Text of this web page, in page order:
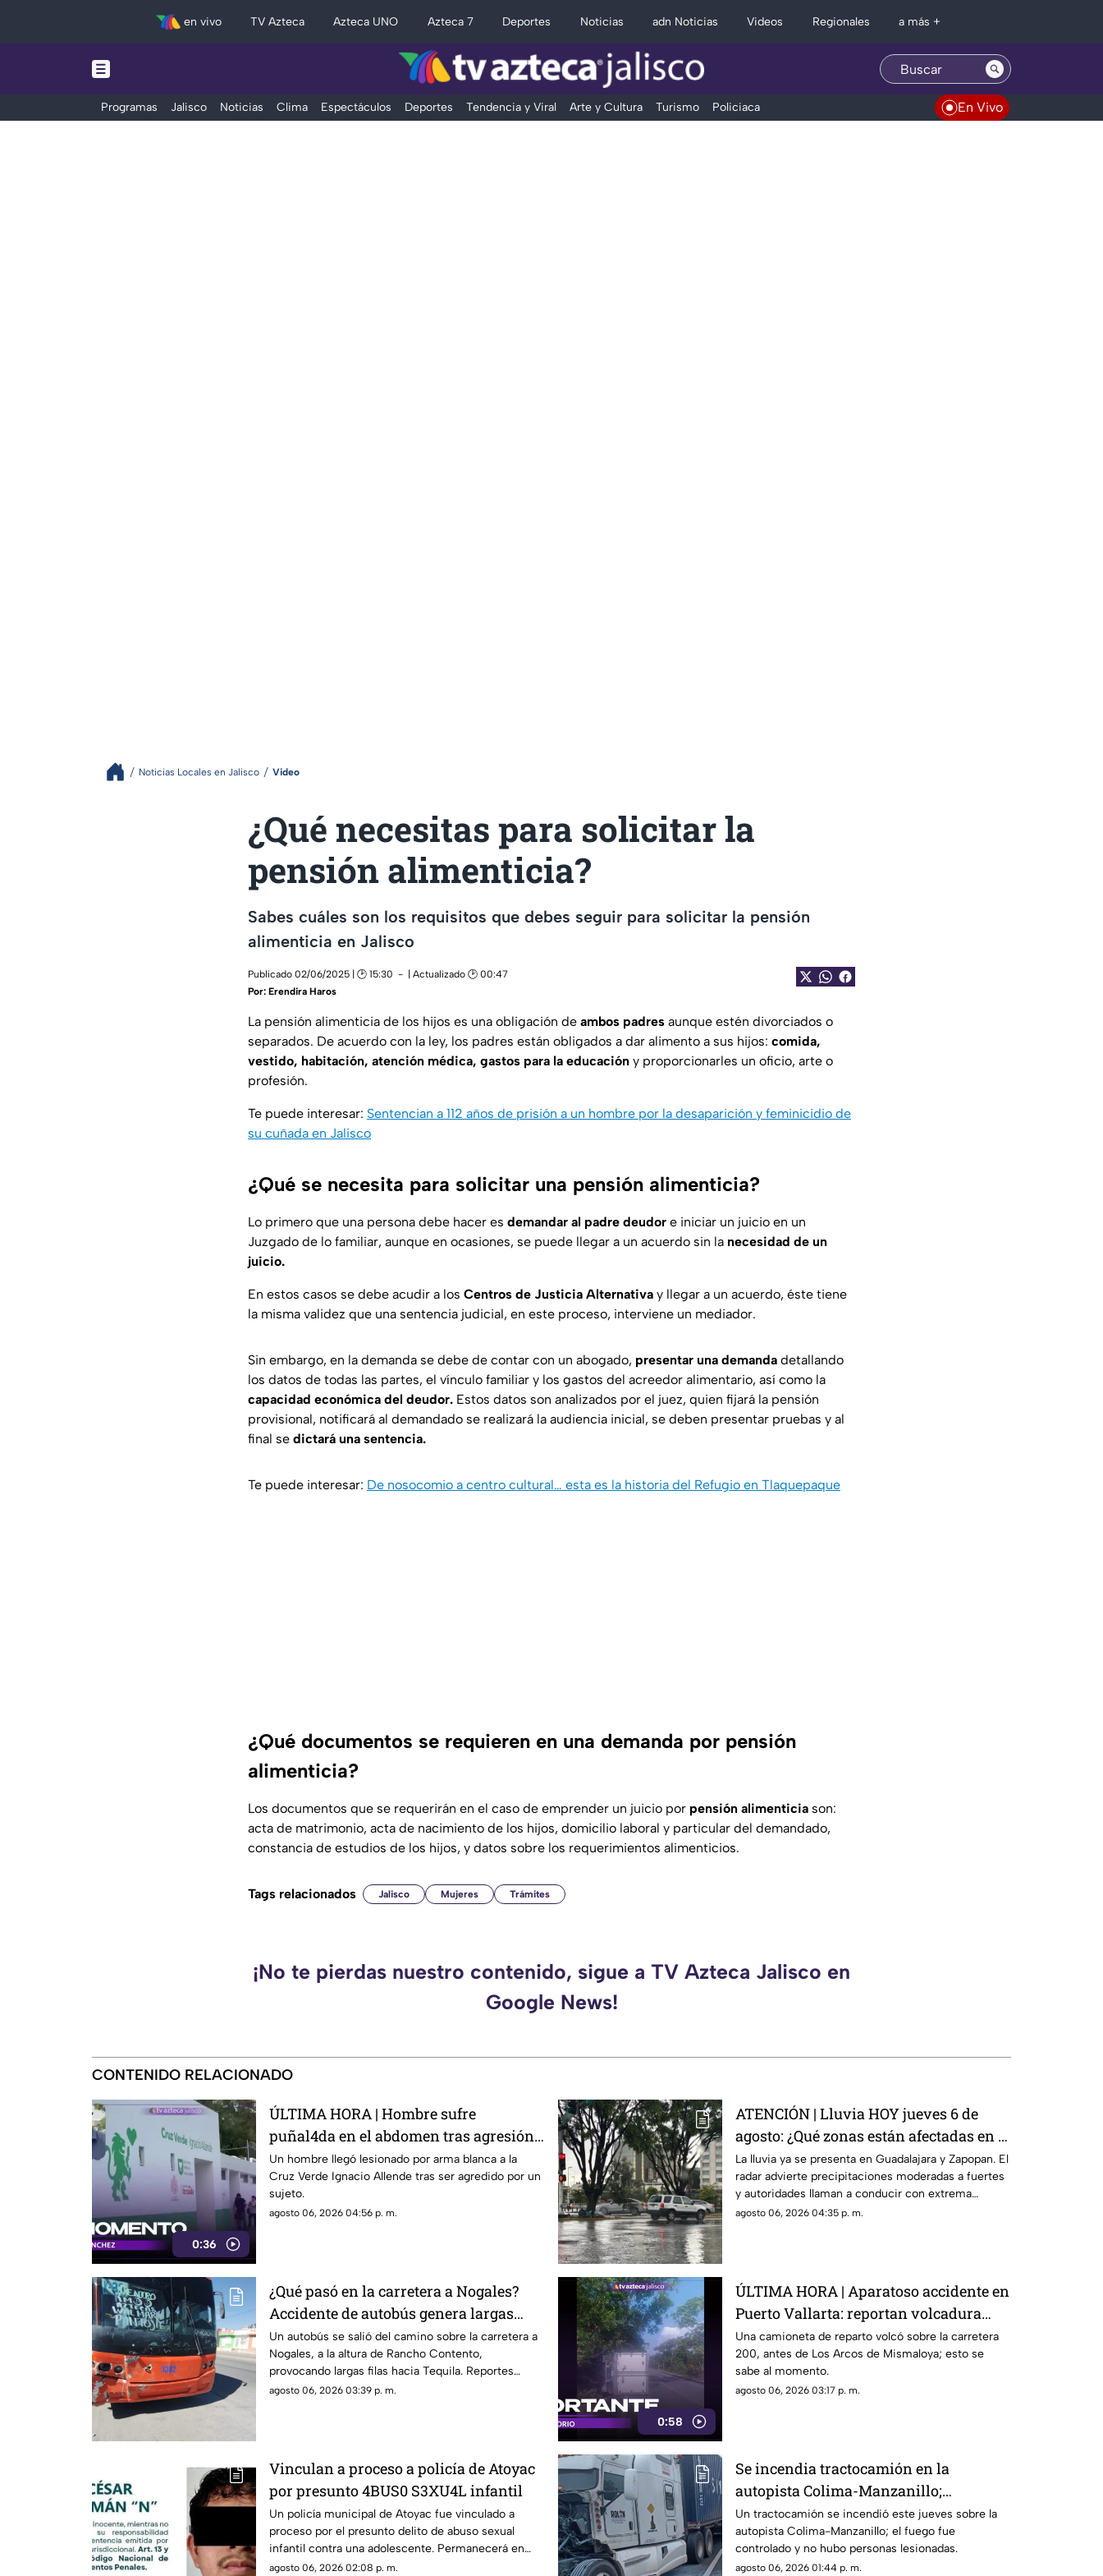
en vivo TV Azteca Azteca UNO Azteca 7 Deportes Noticias adn Noticias Videos Regionales a más +
Programas Jalisco Noticias Clima Espectáculos Deportes Tendencia y Viral Arte y Cultura Turismo Policiaca En Vivo
Noticias Locales en Jalisco Video
¿Qué necesitas para solicitar la
pensión alimenticia?
Sabes cuáles son los requisitos que debes seguir para solicitar la pensión
alimenticia en Jalisco
Publicado 02/06/2025 | 🕑 15:30
| Actualizado 🕑 00:47
Por: Erendira Haros
La pensión alimenticia de los hijos es una obligación de ambos padres aunque estén divorciados o
separados. De acuerdo con la ley, los padres están obligados a dar alimento a sus hijos: comida,
vestido, habitación, atención médica, gastos para la educación y proporcionarles un oficio, arte o
profesión.
Te puede interesar: Sentencian a 112 años de prisión a un hombre por la desaparición y feminicidio de
su cuñada en Jalisco
¿Qué se necesita para solicitar una pensión alimenticia?
Lo primero que una persona debe hacer es demandar al padre deudor e iniciar un juicio en un
Juzgado de lo familiar, aunque en ocasiones, se puede llegar a un acuerdo sin la necesidad de un
juicio.
En estos casos se debe acudir a los Centros de Justicia Alternativa y llegar a un acuerdo, éste tiene
la misma validez que una sentencia judicial, en este proceso, interviene un mediador.
Sin embargo, en la demanda se debe de contar con un abogado, presentar una demanda detallando
los datos de todas las partes, el vínculo familiar y los gastos del acreedor alimentario, así como la
capacidad económica del deudor. Estos datos son analizados por el juez, quien fijará la pensión
provisional, notificará al demandado se realizará la audiencia inicial, se deben presentar pruebas y al
final se dictará una sentencia.
Te puede interesar: De nosocomio a centro cultural… esta es la historia del Refugio en Tlaquepaque
¿Qué documentos se requieren en una demanda por pensión
alimenticia?
Los documentos que se requerirán en el caso de emprender un juicio por pensión alimenticia son:
acta de matrimonio, acta de nacimiento de los hijos, domicilio laboral y particular del demandado,
constancia de estudios de los hijos, y datos sobre los requerimientos alimenticios.
Tags relacionados Jalisco Mujeres Trámites
¡No te pierdas nuestro contenido, sigue a TV Azteca Jalisco en
Google News!
CONTENIDO RELACIONADO
0:36
ÚLTIMA HORA | Hombre sufre
puñal4da en el abdomen tras agresión
en Guadalajara
Un hombre llegó lesionado por arma blanca a la
Cruz Verde Ignacio Allende tras ser agredido por un
sujeto.
agosto 06, 2026 04:56 p. m.
ATENCIÓN | Lluvia HOY jueves 6 de
agosto: ¿Qué zonas están afectadas en el
Área Metropolitana de Guadalajara?
La lluvia ya se presenta en Guadalajara y Zapopan. El
radar advierte precipitaciones moderadas a fuertes
y autoridades llaman a conducir con extrema
precaución.
agosto 06, 2026 04:35 p. m.
¿Qué pasó en la carretera a Nogales?
Accidente de autobús genera largas
filas
Un autobús se salió del camino sobre la carretera a
Nogales, a la altura de Rancho Contento,
provocando largas filas hacia Tequila. Reportes
preliminares indican que no hubo heridos.
agosto 06, 2026 03:39 p. m.
0:58
ÚLTIMA HORA | Aparatoso accidente en
Puerto Vallarta: reportan volcadura
antes de Mismaloya
Una camioneta de reparto volcó sobre la carretera
200, antes de Los Arcos de Mismaloya; esto se
sabe al momento.
agosto 06, 2026 03:17 p. m.
Vinculan a proceso a policía de Atoyac
por presunto 4BUS0 S3XU4L infantil
Un policía municipal de Atoyac fue vinculado a
proceso por el presunto delito de abuso sexual
infantil contra una adolescente. Permanecerá en
prisión preventiva mientras continúa la
agosto 06, 2026 02:08 p. m.
Se incendia tractocamión en la
autopista Colima-Manzanillo;
circulación queda parcialmente
afectada
Un tractocamión se incendió este jueves sobre la
autopista Colima-Manzanillo; el fuego fue
controlado y no hubo personas lesionadas.
agosto 06, 2026 01:44 p. m.